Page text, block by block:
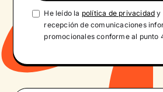
He leído la política de privacidad y
recepción de comunicaciones
promocionales conforme al punto